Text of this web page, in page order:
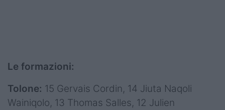
Le formazioni:
Tolone: 15 Gervais Cordin, 14 Jiuta Naqoli
Wainiqolo, 13 Thomas Salles, 12 Julien